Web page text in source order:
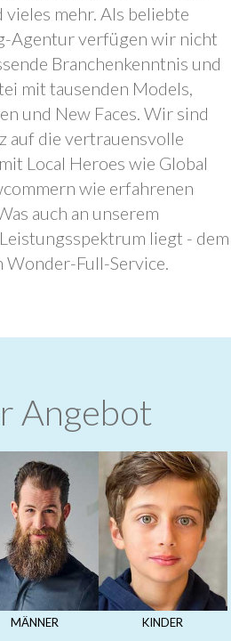
vieles mehr. Als beliebte
Agentur verfügen wir nicht
Branchenkenntnis und
mit tausenden Models,
und New Faces. Wir sind
auf die vertrauensvolle
Local Heroes wie Global
wie erfahrenen
auch an unserem
liegt - dem
Full-Service.
Angebot
MÄNNER KINDER